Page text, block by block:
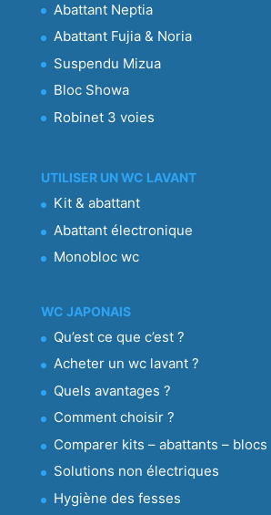
Abattant Neptia
Abattant Fujia & Noria
Suspendu Mizua
Bloc Showa
Robinet 3 voies
UTILISER UN WC LAVANT
Kit & abattant
Abattant électronique
Monobloc wc
WC JAPONAIS
Qu’est ce que c’est ?
Acheter un wc lavant ?
Quels avantages ?
Comment choisir ?
Comparer kits – abattants – blocs
Solutions non électriques
Hygiène des fesses